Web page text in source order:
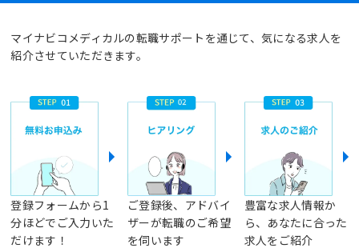
マイナビコメディカルの転職サポートを通じて、気になる求人を
紹介させていただきます。
登録フォームから1
分ほどでご入力いた
だけます！
ご登録後、アドバイ
ザーが転職のご希望
を伺います
豊富な求人情報か
ら、あなたに合った
求人をご紹介